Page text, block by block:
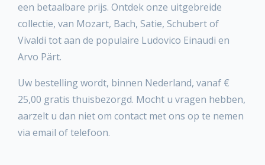
een betaalbare prijs. Ontdek onze uitgebreide
collectie, van Mozart, Bach, Satie, Schubert of
Vivaldi tot aan de populaire Ludovico Einaudi en
Arvo Pärt.
Uw bestelling wordt, binnen Nederland, vanaf €
25,00 gratis thuisbezorgd. Mocht u vragen hebben,
aarzelt u dan niet om contact met ons op te nemen
via email of telefoon.